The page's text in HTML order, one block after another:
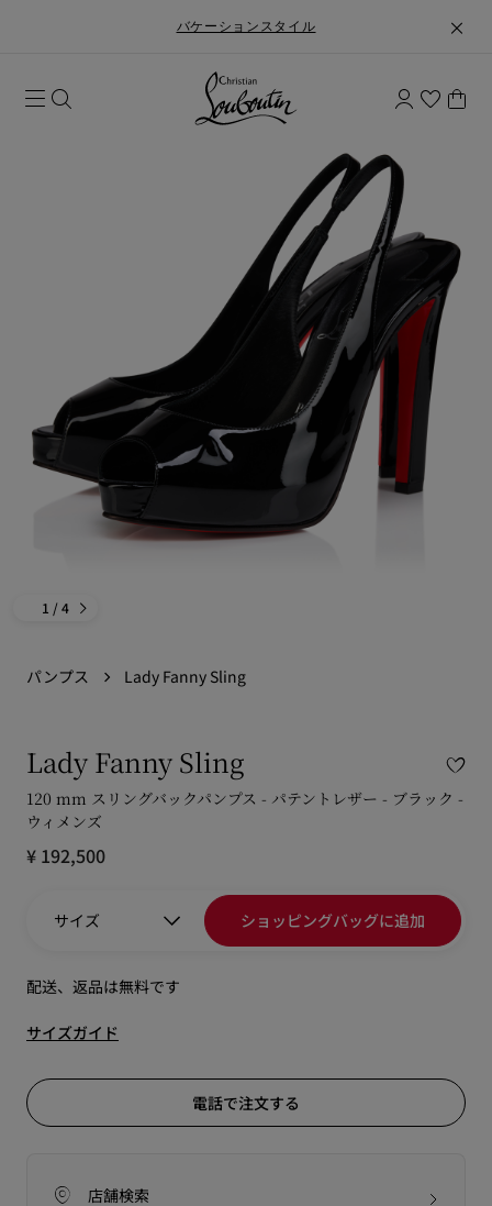
バケーションスタイル
1 / 4
パンプス Lady Fanny Sling
Lady Fanny Sling
120 mm スリングバックパンプス - パテントレザー - ブラック -
ウィメンズ
¥ 192,500
サイズ ショッピングバッグに追加
配送、返品は無料です
サイズガイド
電話で注文する
店舗検索